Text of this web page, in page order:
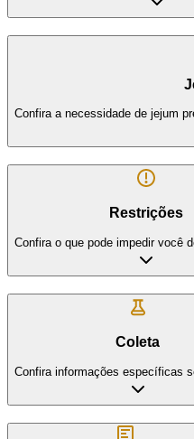
Confira a necessidade de jejum
Restrições
Confira o que pode impedir você
Coleta
Confira informações específicas